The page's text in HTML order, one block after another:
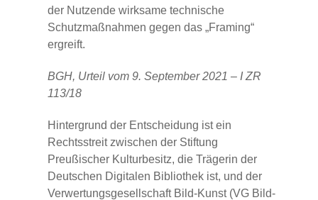
der Nutzende wirksame technische
Schutzmaßnahmen gegen das „Framing“
ergreift.
BGH, Urteil vom 9. September 2021 – I ZR
113/18
Hintergrund der Entscheidung ist ein
Rechtsstreit zwischen der Stiftung
Preußischer Kulturbesitz, die Trägerin der
Deutschen Digitalen Bibliothek ist, und der
Verwertungsgesellschaft Bild-Kunst (VG Bild-